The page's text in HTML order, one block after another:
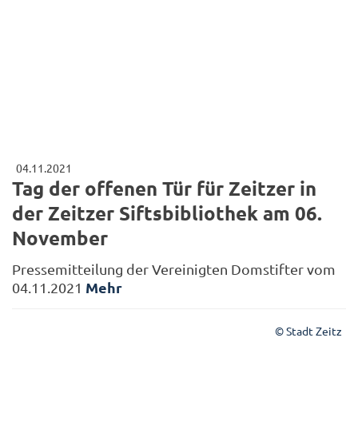
04.11.2021
Tag der offenen Tür für Zeitzer in
der Zeitzer Siftsbibliothek am 06.
November
Pressemitteilung der Vereinigten Domstifter vom
04.11.2021 Mehr
© Stadt Zeitz